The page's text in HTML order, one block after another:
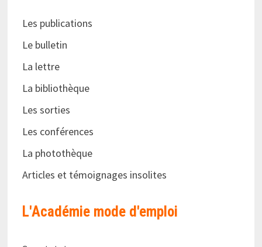
Les publications
Le bulletin
La lettre
La bibliothèque
Les sorties
Les conférences
La photothèque
Articles et témoignages insolites
L'Académie mode d'emploi